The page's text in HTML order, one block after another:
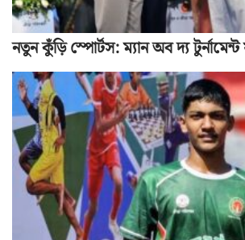
নতুন কুঁড়ি স্পোর্টস: ম্যান অব দ্য টুর্নামেন্ট